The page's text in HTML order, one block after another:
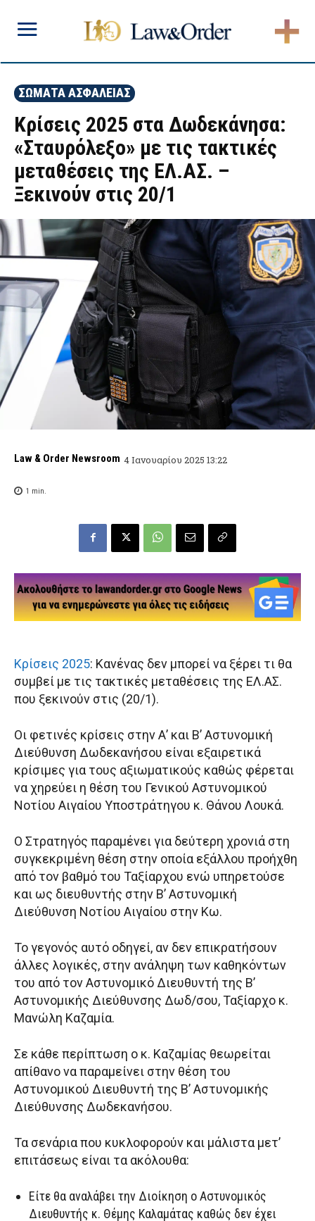
ΣΩΜΑΤΑ ΑΣΦΑΛΕΙΑΣ
Κρίσεις 2025 στα Δωδεκάνησα:
«Σταυρόλεξο» με τις τακτικές
μεταθέσεις της ΕΛ.ΑΣ. –
Ξεκινούν στις 20/1
Law & Order Newsroom 4 Ιανουαρίου 2025 13:22
1 min.
Κρίσεις 2025: Κανένας δεν μπορεί να ξέρει τι θα
συμβεί με τις τακτικές μεταθέσεις της ΕΛ.ΑΣ.
που ξεκινούν στις (20/1).
Οι φετινές κρίσεις στην Α’ και Β’ Αστυνομική
Διεύθυνση Δωδεκανήσου είναι εξαιρετικά
κρίσιμες για τους αξιωματικούς καθώς φέρεται
να χηρεύει η θέση του Γενικού Αστυνομικού
Νοτίου Αιγαίου Υποστράτηγου κ. Θάνου Λουκά.
Ο Στρατηγός παραμένει για δεύτερη χρονιά στη
συγκεκριμένη θέση στην οποία εξάλλου προήχθη
από τον βαθμό του Ταξίαρχου ενώ υπηρετούσε
και ως διευθυντής στην Β’ Αστυνομική
Διεύθυνση Νοτίου Αιγαίου στην Κω.
Το γεγονός αυτό οδηγεί, αν δεν επικρατήσουν
άλλες λογικές, στην ανάληψη των καθηκόντων
του από τον Αστυνομικό Διευθυντή της Β’
Αστυνομικής Διεύθυνσης Δωδ/σου, Ταξίαρχο κ.
Μανώλη Καζαμία.
Σε κάθε περίπτωση ο κ. Καζαμίας θεωρείται
απίθανο να παραμείνει στην θέση του
Αστυνομικού Διευθυντή της Β’ Αστυνομικής
Διεύθυνσης Δωδεκανήσου.
Τα σενάρια που κυκλοφορούν και μάλιστα μετ’
επιτάσεως είναι τα ακόλουθα:
Είτε θα αναλάβει την Διοίκηση ο Αστυνομικός
Διευθυντής κ. Θέμης Καλαμάτας καθώς δεν έχει